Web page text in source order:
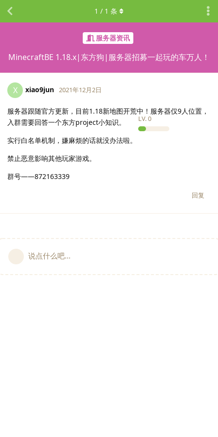
服务器资讯
MinecraftBE 1.18.x|东方狗|服务器招募一起玩的车万人！
1 / 1 条
X xiao9jun
LV.0
2021年12月2日
服务器跟随官方更新，目前1.18新地图开荒中！服务器仅9人位置，
入群需要回答一个东方project小知识。
实行白名单机制，嫌麻烦的话就没办法啦。
禁止恶意影响其他玩家游戏。
群号——872163339
回复
说点什么吧...